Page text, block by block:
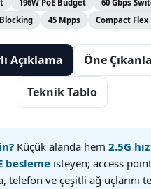
196W PoE Budget
60 Gbps
45 Mpps Compact
Açıklama Öne
Teknik Tablo
Küçük alanda hem 2.5G hız
besleme isteyen; access
telefon ve çeşitli ağ uçlarını